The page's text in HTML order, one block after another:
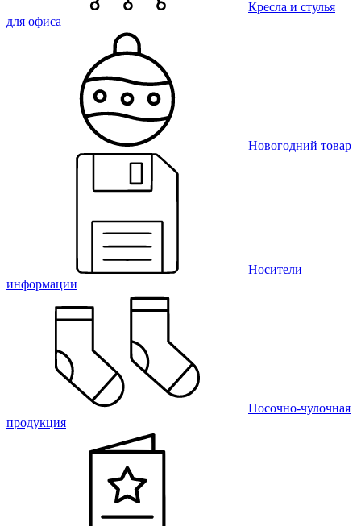
Кресла и стулья
для офиса
Новогодний товар
Носители
информации
Носочно-чулочная
продукция